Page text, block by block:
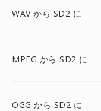
WAV から SD2 に
MPEG から SD2 に
OGG から SD2 に